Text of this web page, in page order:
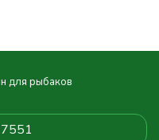
для рыбаков